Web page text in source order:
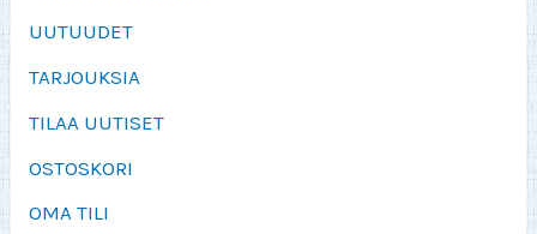
UUTUUDET
TARJOUKSIA
TILAA UUTISET
OSTOSKORI
OMA TILI